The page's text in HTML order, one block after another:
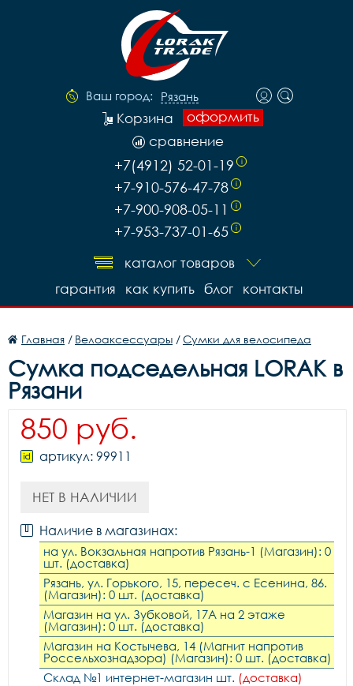
Ваш город: Рязань
оформить
Корзина
сравнение
+7(4912) 52-01-19 i
+7-910-576-47-78 i
+7-900-908-05-11 i
+7-953-737-01-65 i
каталог товаров
контакты
блог
как купить
гарантия
Главная / Велоаксессуары /Сумки для велосипеда
Сумка подседельная LORAK в
Рязани
850 руб.
артикул: 99911
НЕТ В НАЛИЧИИ
Наличие в магазинах:
на ул. Вокзальная напротив Рязань-1 (Магазин): 0
шт. (доставка)
Рязань, ул. Горького, 15, пересеч. с Есенина, 86.
(Магазин): 0 шт. (доставка)
Магазин на ул. Зубковой, 17А на 2 этаже
(Магазин): 0 шт. (доставка)
Магазин на Костычева, 14 (Магнит напротив
Россельхознадзора) (Магазин): 0 шт. (доставка)
Склад №1 интернет-магазин шт. (доставка)